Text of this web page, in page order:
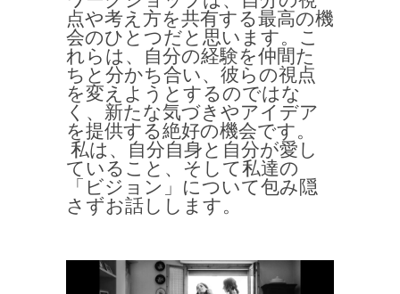
点や考え方を共有する最高の機
会のひとつだと思います。こ
れらは、自分の経験を仲間た
ちと分かち合い、彼らの視点
を変えようとするのではな
く、新たな気づきやアイデア
を提供する絶好の機会です。
私は、自分自身と自分が愛し
ていること、そして私達の
「ビジョン」について包み隠
さずお話しします。